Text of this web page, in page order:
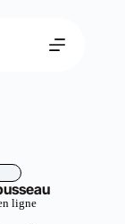
ligne